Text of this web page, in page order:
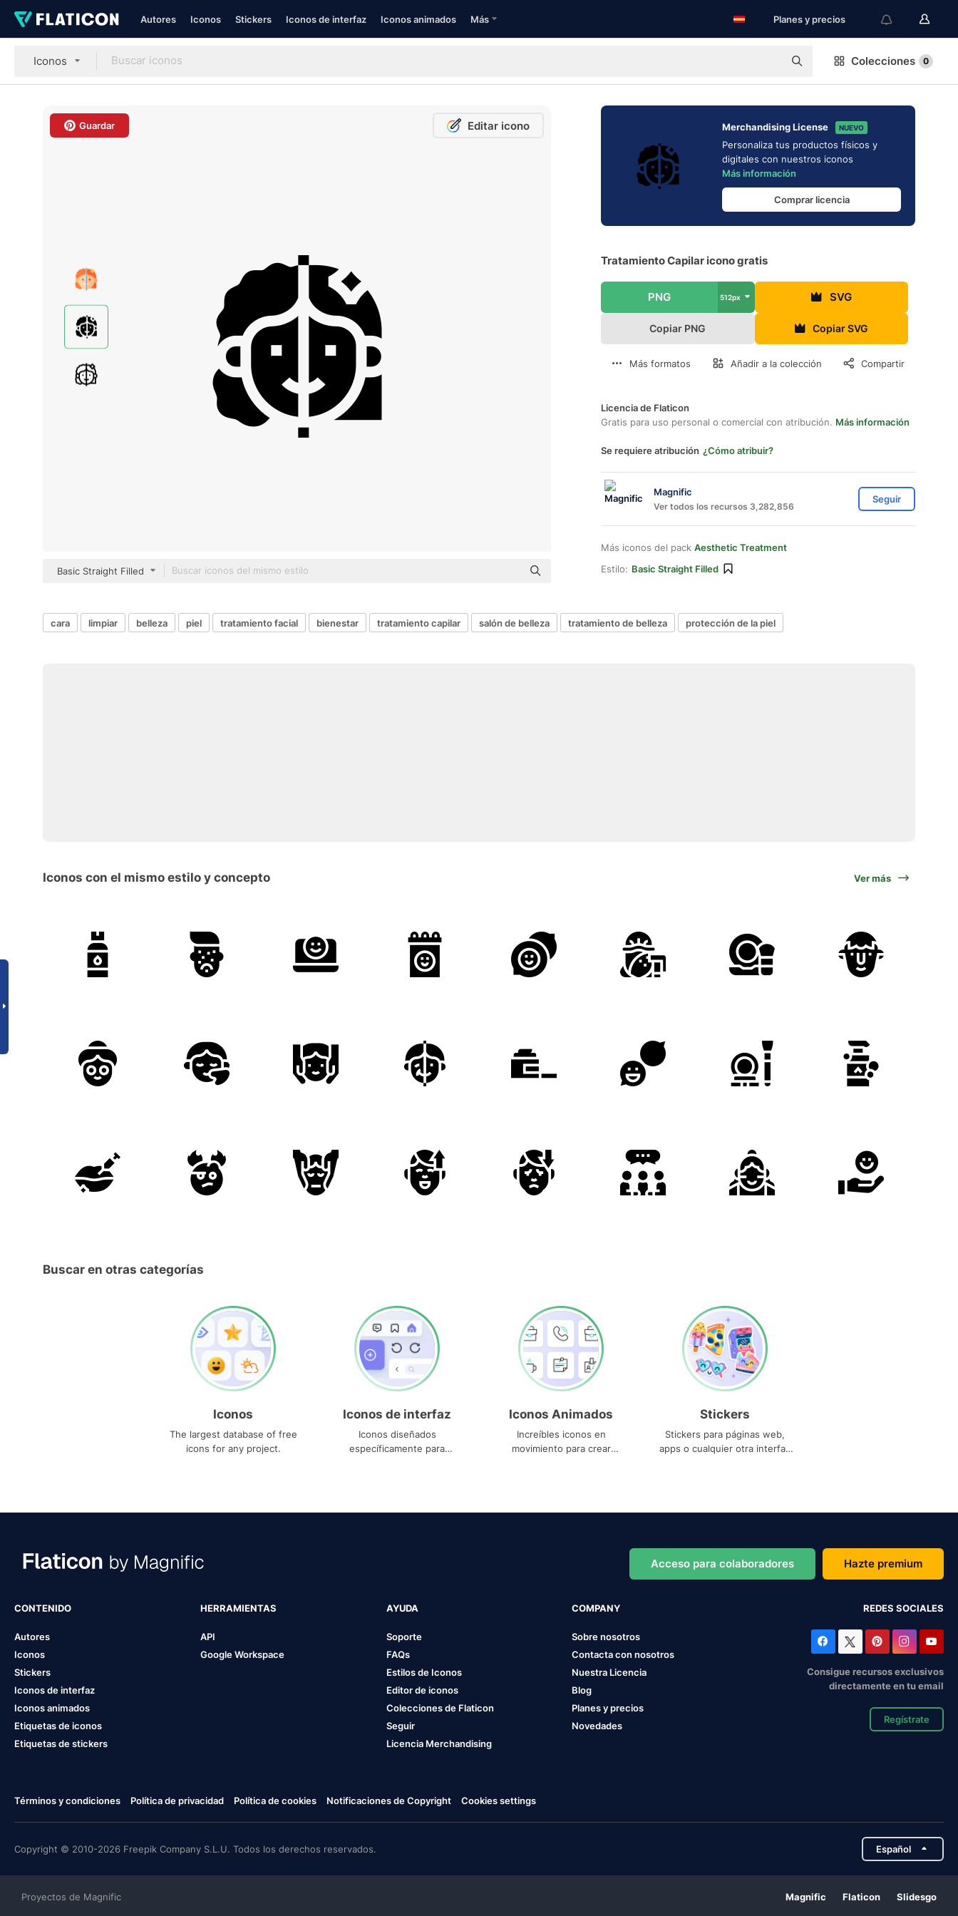
Autores Iconos Stickers Iconos de interfaz Iconos animados Más Planes y precios
Iconos Colecciones 0
Guardar Editar icono
Basic Straight Filled
Merchandising License NUEVO
Personaliza tus productos físicos y
digitales con nuestros iconos
Más información
Comprar licencia
Tratamiento Capilar icono gratis
PNG 512px SVG
Copiar PNG Copiar SVG
Más formatos Añadir a la colección Compartir
Licencia de Flaticon
Gratis para uso personal o comercial con atribución. Más información
Se requiere atribución ¿Cómo atribuir?
Magnific
Ver todos los recursos 3,282,856
Seguir
Más iconos del pack Aesthetic Treatment
Estilo: Basic Straight Filled
cara limpiar belleza piel tratamiento facial bienestar tratamiento capilar salón de belleza tratamiento de belleza protección de la piel
Iconos con el mismo estilo y concepto Ver más
Buscar en otras categorías
Iconos
The largest database of free
icons for any project.
Iconos de interfaz
Iconos diseñados
específicamente para
Iconos Animados
Increíbles iconos en
movimiento para crear
Stickers
Stickers para páginas web,
apps o cualquier otra interfaz
Acceso para colaboradores Hazte premium
CONTENIDO
Autores
Iconos
Stickers
Iconos de interfaz
Iconos animados
Etiquetas de iconos
Etiquetas de stickers
HERRAMIENTAS
API
Google Workspace
AYUDA
Soporte
FAQs
Estilos de Iconos
Editor de iconos
Colecciones de Flaticon
Seguir
Licencia Merchandising
COMPANY
Sobre nosotros
Contacta con nosotros
Nuestra Licencia
Blog
Planes y precios
Novedades
REDES SOCIALES
Consigue recursos exclusivos
directamente en tu email
Regístrate
Términos y condiciones Política de privacidad Política de cookies Notificaciones de Copyright Cookies settings
Copyright © 2010-2026 Freepik Company S.L.U. Todos los derechos reservados. Español
Proyectos de Magnific Magnific Flaticon Slidesgo